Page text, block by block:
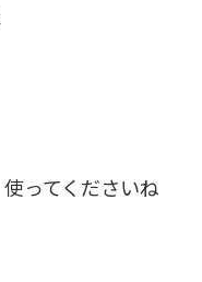
使ってくださいね